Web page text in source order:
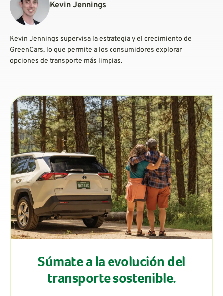
Kevin Jennings
Kevin Jennings supervisa la estrategia y el crecimiento de
GreenCars, lo que permite a los consumidores explorar
opciones de transporte más limpias.
Súmate a la evolución del
transporte sostenible.